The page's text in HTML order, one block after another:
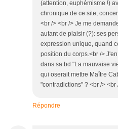
(attention, euphémisme !)
chronique de ce site,
<br /> <br /> Je me
autant de plaisir (?): ses
expression unique, quand
position du corps.<br />
dans sa bd "La mauvaise
qui oserait mettre Maître
"contradictions" ? <br /> <br
Répondre